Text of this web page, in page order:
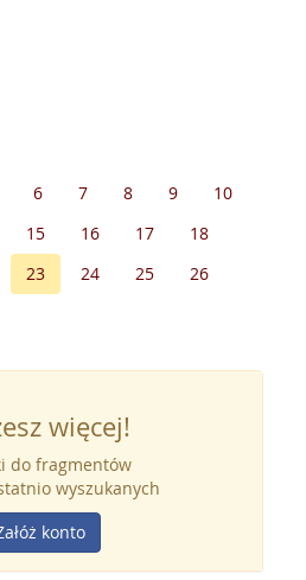
6 7 8 9
10
15 16 17
18
23 24 25
26
więcej!
do fragmentów
wyszukanych
konto